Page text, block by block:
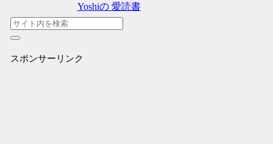
Yoshiの 愛読書
スポンサーリンク